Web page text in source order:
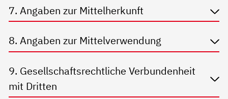
7. Angaben zur Mittelherkunft
8. Angaben zur Mittelverwendung
9. Gesellschaftsrechtliche Verbundenheit
mit Dritten